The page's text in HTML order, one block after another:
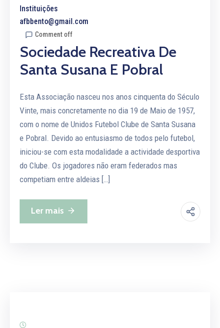
Instituições
afbbento@gmail.com
Comment off
Sociedade Recreativa De
Santa Susana E Pobral
Esta Associação nasceu nos anos cinquenta do Século
Vinte, mais concretamente no dia 19 de Maio de 1957,
com o nome de Unidos Futebol Clube de Santa Susana
e Pobral. Devido ao entusiasmo de todos pelo futebol,
iniciou-se com esta modalidade a actividade desportiva
do Clube. Os jogadores não eram federados mas
competiam entre aldeias […]
Ler mais